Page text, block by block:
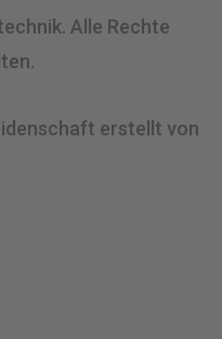
Alle Rechte
erstellt von